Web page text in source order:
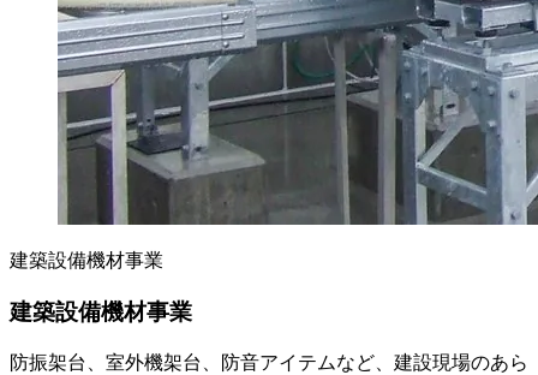
建築設備機材事業
建築設備機材事業
防振架台、室外機架台、防音アイテムなど、建設現場のあら